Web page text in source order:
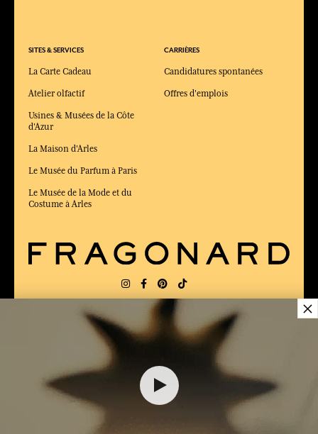
SITES & SERVICES
La Carte Cadeau
Atelier olfactif
Usines & Musées de la Côte
d'Azur
La Maison d'Arles
Le Musée du Parfum à Paris
Le Musée de la Mode et du
Costume à Arles
CARRIÈRES
Candidatures spontanées
Offres d'emplois
US LANGUE: FR
×